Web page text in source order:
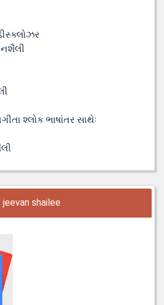
શ્લોક ભાષાંતર સાથેઃ
shailee